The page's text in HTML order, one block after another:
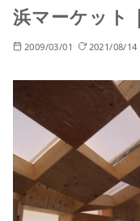
浜マーケッ
2009/03/01 2021/08/14